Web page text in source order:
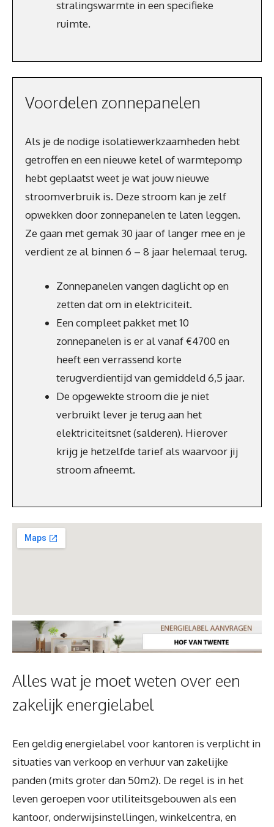
stralingswarmte in een specifieke
ruimte.
Voordelen zonnepanelen
Als je de nodige isolatiewerkzaamheden hebt
getroffen en een nieuwe ketel of warmtepomp
hebt geplaatst weet je wat jouw nieuwe
stroomverbruik is. Deze stroom kan je zelf
opwekken door zonnepanelen te laten leggen.
Ze gaan met gemak 30 jaar of langer mee en je
verdient ze al binnen 6 – 8 jaar helemaal terug.
Zonnepanelen vangen daglicht op en
zetten dat om in elektriciteit.
Een compleet pakket met 10
zonnepanelen is er al vanaf €4700 en
heeft een verrassend korte
terugverdientijd van gemiddeld 6,5 jaar.
De opgewekte stroom die je niet
verbruikt lever je terug aan het
elektriciteitsnet (salderen). Hierover
krijg je hetzelfde tarief als waarvoor jij
stroom afneemt.
Alles wat je moet weten over een
zakelijk energielabel
Een geldig energielabel voor kantoren is verplicht in
situaties van verkoop en verhuur van zakelijke
panden (mits groter dan 50m2). De regel is in het
leven geroepen voor utiliteitsgebouwen als een
kantoor, onderwijsinstellingen, winkelcentra, en